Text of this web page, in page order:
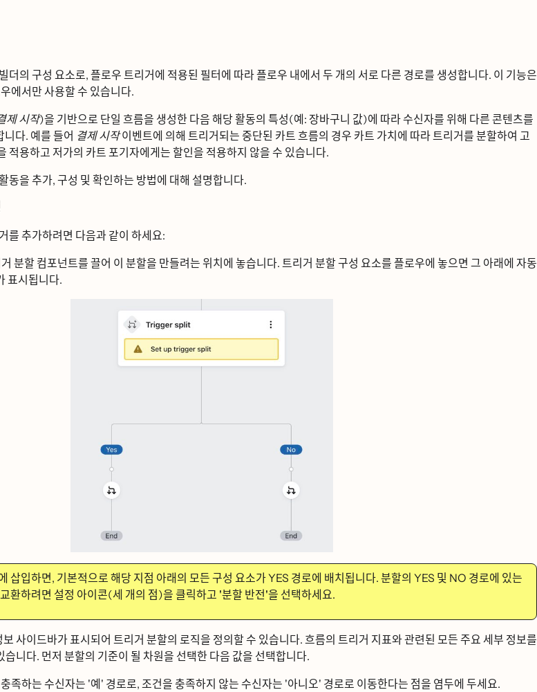
구성 요소로, 플로우 트리거에 적용된 필터에 따라 플로우 내에서 두 개의 서로 다른 경로를 생성합니다. 이 기능은
사용할 수 있습니다.
시작)을 기반으로 단일 흐름을 생성한 다음 해당 활동의 특성(예: 장바구니 값)에 따라 수신자를 위해 다른 콘텐츠를
예를 들어 결제 시작이벤트에 의해 트리거되는 중단된 카트 흐름의 경우 카트 가치에 따라 트리거를 분할하여 고
적용하고 저가의 카트 포기자에게는 할인을 적용하지 않을 수 있습니다.
추가, 구성 및 확인하는 방법에 대해 설명합니다.
추가하려면 다음과 같이 하세요:
분할 컴포넌트를 끌어 이 분할을 만들려는 위치에 놓습니다. 트리거 분할 구성 요소를 플로우에 놓으면 그 아래에 자동
표시됩니다.
삽입하면, 기본적으로 해당 지점 아래의 모든 구성 요소가 YES 경로에 배치됩니다. 분할의 YES 및 NO 경로에 있는
설정 아이콘(세 개의 점)을 클릭하고 '분할 반전'을 선택하세요.
사이드바가 표시되어 트리거 분할의 로직을 정의할 수 있습니다. 흐름의 트리거 지표와 관련된 모든 주요 세부 정보를
먼저 분할의 기준이 될 차원을 선택한 다음 값을 선택합니다.
충족하는 수신자는 '예' 경로로, 조건을 충족하지 않는 수신자는 '아니오' 경로로 이동한다는 점을 염두에 두세요.